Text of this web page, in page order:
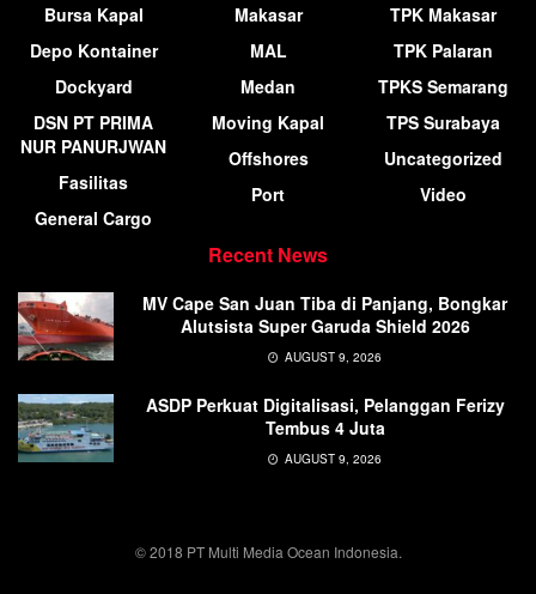
Bursa Kapal
Depo Kontainer
Dockyard
DSN PT PRIMA
NUR PANURJWAN
Fasilitas
General Cargo
Makasar
MAL
Medan
Moving Kapal
Offshores
Port
TPK Makasar
TPK Palaran
TPKS Semarang
TPS Surabaya
Uncategorized
Video
Recent News
MV Cape San Juan Tiba di Panjang, Bongkar
Alutsista Super Garuda Shield 2026
AUGUST 9, 2026
ASDP Perkuat Digitalisasi, Pelanggan Ferizy
Tembus 4 Juta
AUGUST 9, 2026
© 2018 PT Multi Media Ocean Indonesia.